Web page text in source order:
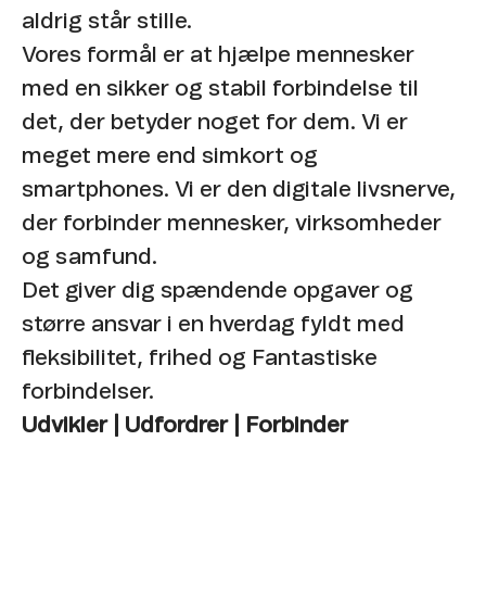
aldrig står stille. ​
Vores formål er at hjælpe mennesker
med en sikker og stabil forbindelse til
det, der betyder noget for dem. Vi er
meget mere end simkort og
smartphones. Vi er den digitale livsnerve,
der forbinder mennesker, virksomheder
og samfund. ​
Det giver dig spændende opgaver og
større ansvar i en hverdag fyldt med
fleksibilitet, frihed og Fantastiske
forbindelser.
Udvikler | Udfordrer | Forbinder